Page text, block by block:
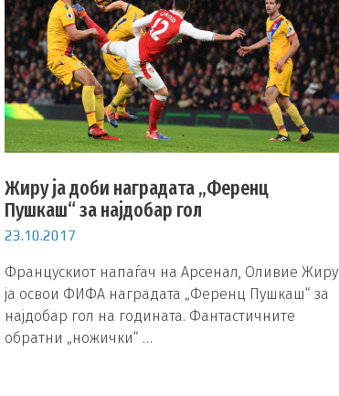
Жиру ја доби наградата „Ференц
Пушкаш“ за најдобар гол
23.10.2017
Францускиот напаѓач на Арсенал, Оливие Жиру
ја освои ФИФА наградата „Ференц Пушкаш“ за
најдобар гол на годината. Фантастичните
обратни „ножички“ …